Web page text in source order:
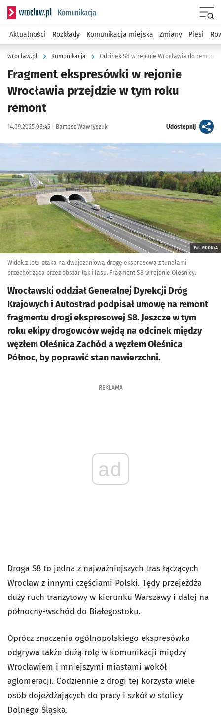
Serwis informacyjny wroclaw.pl podserwis: Komunikacja
Aktualności Rozkłady Komunikacja miejska Zmiany Piesi
wroclaw.pl Komunikacja Odcinek S8 w rejonie Wrocławia do
Fragment ekspresówki w rejonie
Wrocławia przejdzie w tym roku
remont
Data publikacji:
14.09.2025 08:45 | Autor:
Bartosz Wawryszuk Udostępnijartykuł
Kliknij, aby powiększyć
Fot. GDDKiA
Widok z lotu ptaka na dwujezdniową drogę ekspresową z tunelami
przechodząca przez obszar łąk i lasu. Fragment S8 w rejonie Oleśnicy.
Wrocławski oddział Generalnej Dyrekcji Dróg
Krajowych i Autostrad podpisał umowę na remont
fragmentu drogi ekspresowej S8. Jeszcze w tym
roku ekipy drogowców wejdą na odcinek między
węzłem Oleśnica Zachód a węzłem Oleśnica
Północ, by poprawić stan nawierzchni.
REKLAMA
ad
Droga S8 to jedna z najważniejszych tras łączących
Wrocław z innymi częściami Polski. Tędy przejeżdża
duży ruch tranzytowy w kierunku Warszawy i dalej na
północny-wschód do Białegostoku.
Oprócz znaczenia ogólnopolskiego ekspresówka
odgrywa także dużą rolę w komunikacji między
Wrocławiem i mniejszymi miastami wokół
aglomeracji. Codziennie z drogi tej korzysta wiele
osób dojeżdżających do pracy i szkół w stolicy
Dolnego Śląska.